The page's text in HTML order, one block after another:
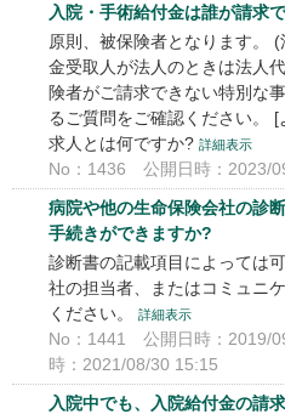
入院・手術給付金は誰が請求
原則、被保険者となります。
金受取人が法人のときは法人
険者がご請求できない特別な
るご質問をご確認ください。
求人とは何ですか? 詳細表示
No：1436
公開日時：2023/
病院や他の生命保険会社の診
手続きができますか?
診断書の記載項目によっては
社の担当者、またはコミュニ
ください。
詳細表示
No：1441 公開日時：2019/
時：2021/08/30 15:15
入院中でも、入院給付金の請